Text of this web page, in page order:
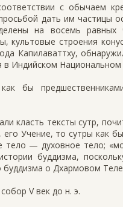
с обычаем
дать им частицы
на восемь
культовые строения
Капилаваттху,
в Индийском
бы
класть тексты сутр,
Учение, то сутры как
тело — духовное тело;
буддизма,
буддизма о Дхармовом
V век до н. э.